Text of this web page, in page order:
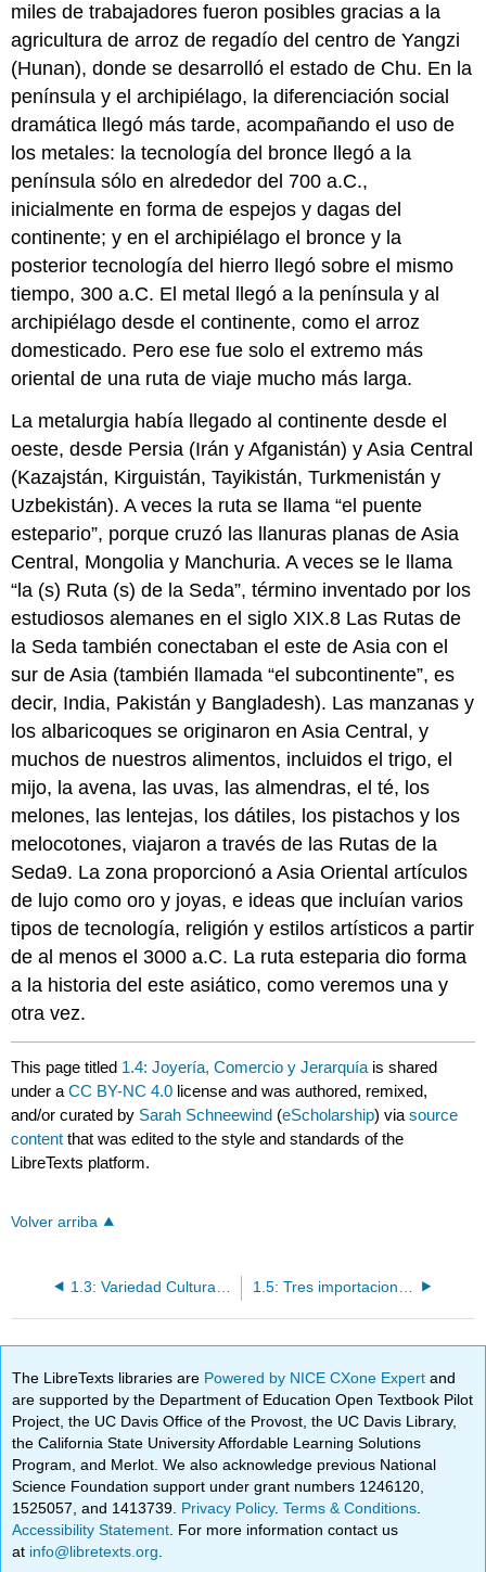
miles de trabajadores fueron posibles gracias a la
agricultura de arroz de regadío del centro de Yangzi
(Hunan), donde se desarrolló el estado de Chu. En la
península y el archipiélago, la diferenciación social
dramática llegó más tarde, acompañando el uso de
los metales: la tecnología del bronce llegó a la
península sólo en alrededor del 700 a.C.,
inicialmente en forma de espejos y dagas del
continente; y en el archipiélago el bronce y la
posterior tecnología del hierro llegó sobre el mismo
tiempo, 300 a.C. El metal llegó a la península y al
archipiélago desde el continente, como el arroz
domesticado. Pero ese fue solo el extremo más
oriental de una ruta de viaje mucho más larga.
La metalurgia había llegado al continente desde el
oeste, desde Persia (Irán y Afganistán) y Asia Central
(Kazajstán, Kirguistán, Tayikistán, Turkmenistán y
Uzbekistán). A veces la ruta se llama “el puente
estepario”, porque cruzó las llanuras planas de Asia
Central, Mongolia y Manchuria. A veces se le llama
“la (s) Ruta (s) de la Seda”, término inventado por los
estudiosos alemanes en el siglo XIX.8 Las Rutas de
la Seda también conectaban el este de Asia con el
sur de Asia (también llamada “el subcontinente”, es
decir, India, Pakistán y Bangladesh). Las manzanas y
los albaricoques se originaron en Asia Central, y
muchos de nuestros alimentos, incluidos el trigo, el
mijo, la avena, las uvas, las almendras, el té, los
melones, las lentejas, los dátiles, los pistachos y los
melocotones, viajaron a través de las Rutas de la
Seda9. La zona proporcionó a Asia Oriental artículos
de lujo como oro y joyas, e ideas que incluían varios
tipos de tecnología, religión y estilos artísticos a partir
de al menos el 3000 a.C. La ruta esteparia dio forma
a la historia del este asiático, como veremos una y
otra vez.
This page titled 1.4: Joyería, Comercio y Jerarquíais shared
under aCC BY-NC 4.0 license and was authored, remixed,
and/or curated by Sarah Schneewind (eScholarship) viasource
content that was edited to the style and standards of the
LibreTexts platform.
Volver arriba
The LibreTexts libraries are Powered by NICE CXone Expertand
are supported by the Department of Education Open Textbook Pilot
Project, the UC Davis Office of the Provost, the UC Davis Library,
the California State University Affordable Learning Solutions
Program, and Merlot. We also acknowledge previous National
Science Foundation support under grant numbers 1246120,
1525057, and 1413739. Privacy Policy.Terms & Conditions
Accessibility Statement . For more information contact us
at info@libretexts.org